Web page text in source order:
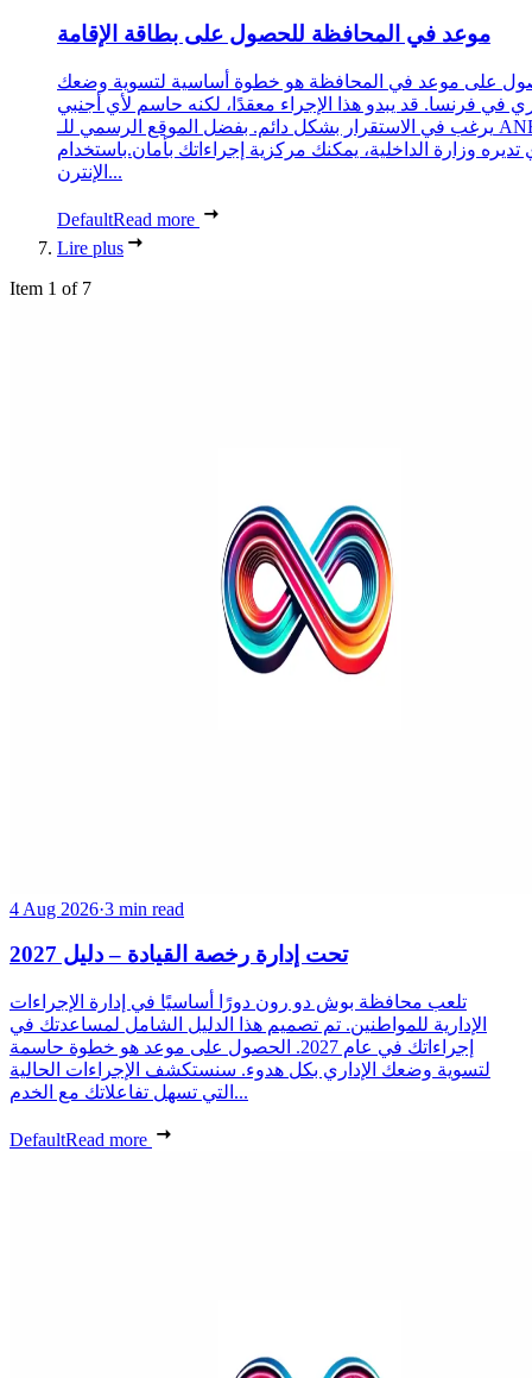
موعد في المحافظة للحصول على بطاقة الإقامة
على موعد في المحافظة هو خطوة أساسية لتسوية وضعك
في فرنسا. قد يبدو هذا الإجراء معقدًا، لكنه حاسم لأي أجنبي
يرغب في الاستقرار بشكل دائم. بفضل الموقع الرسمي للـ ANEF،
تديره وزارة الداخلية، يمكنك مركزية إجراءاتك بأمان.باستخدام
الإنترن...
DefaultRead more
Lire plus
Item 1 of 7
4 Aug 2026·3 min read
تحت إدارة رخصة القيادة – دليل 2027
تلعب محافظة بوش دو رون دورًا أساسيًا في إدارة الإجراءات
الإدارية للمواطنين. تم تصميم هذا الدليل الشامل لمساعدتك في
إجراءاتك في عام 2027. الحصول على موعد هو خطوة حاسمة
لتسوية وضعك الإداري بكل هدوء. سنستكشف الإجراءات الحالية
التي تسهل تفاعلاتك مع الخدم...
DefaultRead more